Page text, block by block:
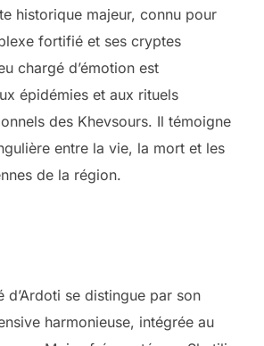
historique majeur, connu pour
fortifié et ses cryptes
chargé d’émotion est
épidémies et aux rituels
des Khevsours. Il témoigne
entre la vie, la mort et les
de la région.
se distingue par son
harmonieuse, intégrée au